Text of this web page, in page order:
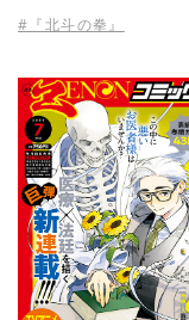
#『北斗の拳』